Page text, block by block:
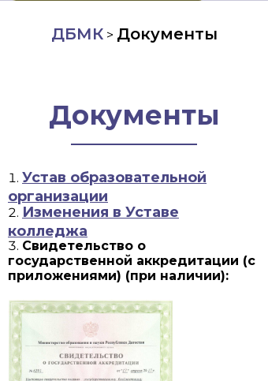
ДБМК> Документы
Документы
Устав образовательной
организации
Изменения в Уставе
колледжа
Свидетельство о
государственной аккредитации (с
приложениями) (при наличии):